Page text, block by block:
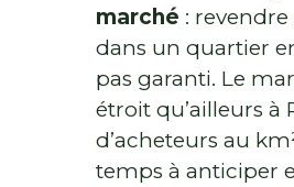
marché :
dans un quartier
pas garanti. Le
étroit qu’ailleurs à
d’acheteurs au
temps à anticiper